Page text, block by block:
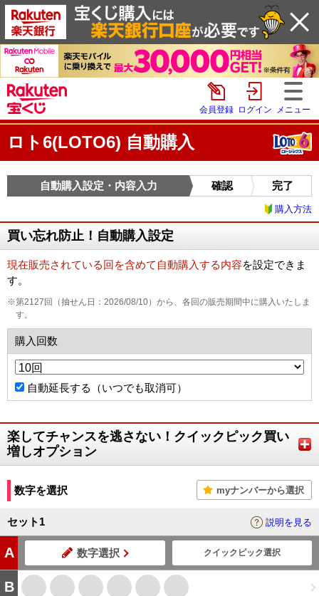
会員登録 ログイン メニュー
ロト6(LOTO6) 自動購入
自動購入設定・内容入力 確認 完了
購入方法
買い忘れ防止！自動購入設定
現在販売されている回を含めて自動購入する内容を設定できま
す。
※第2127回（抽せん日：2026/08/10）から、各回の販売期間中に購入いたしま
す。
購入回数
自動延長する（いつでも取消可）
楽してチャンスを逃さない！クイックピック買い
増しオプション
数字を選択 myナンバーから選択
セット 1 説明を見る
A 数字選択 クイックピック選択
B